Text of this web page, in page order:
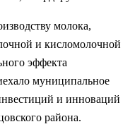
молока,
и кисломолочной
эффекта
муниципальное
и инноваций
района.